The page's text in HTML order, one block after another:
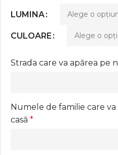
LUMINA
CULOARE
Strada care va apărea pe
Numele de familie care
casă *